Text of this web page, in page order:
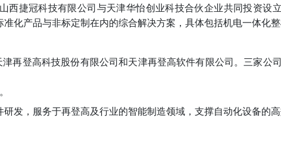
西捷冠科技有限公司与天津华怡创业科技合伙企业共同投资设
化产品与非标定制在内的综合解决方案，具体包括机电一体化
津再登高科技股份有限公司和天津再登高软件有限公司 。 三家公
研发，服务于再登高及行业的智能制造领域 ，支撑自动化设备的